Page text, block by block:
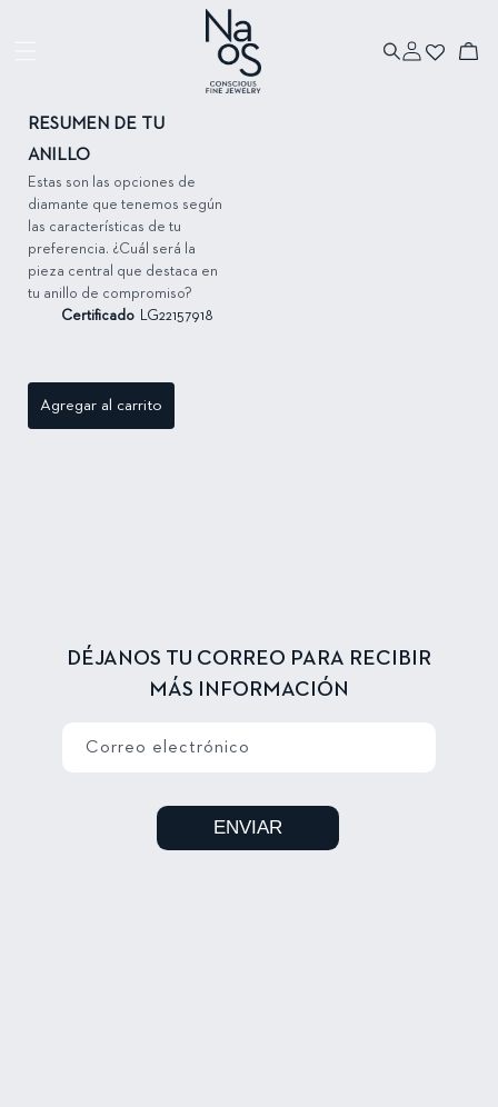
sesión
Carrito
RESUMEN DE TU
ANILLO
Estas son las opciones de
diamante que tenemos según
las características de tu
preferencia. ¿Cuál será la
pieza central que destaca en
tu anillo de compromiso?
Certificado LG22157918
Agregar al carrito
DÉJANOS TU CORREO PARA RECIBIR
MÁS INFORMACIÓN
Correo electrónico
ENVIAR